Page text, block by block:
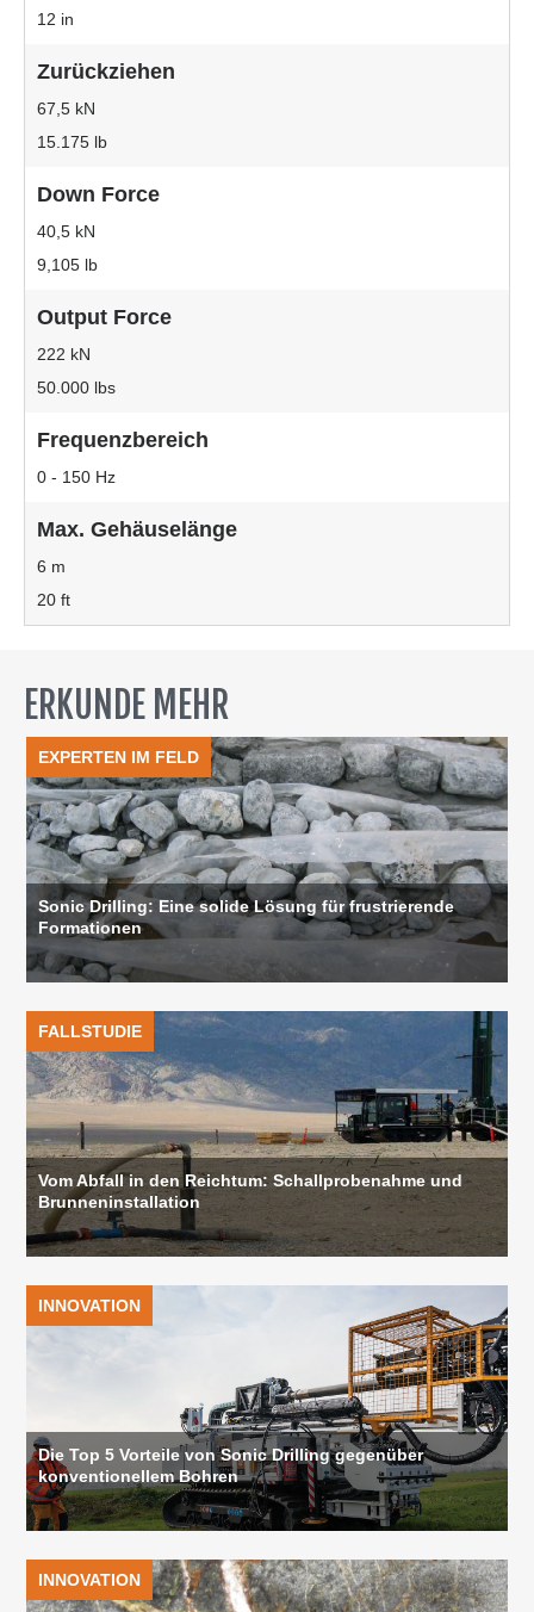
12 in
Zurückziehen
67,5 kN
15.175 lb
Down Force
40,5 kN
9,105 lb
Output Force
222 kN
50.000 lbs
Frequenzbereich
0 - 150 Hz
Max. Gehäuselänge
6 m
20 ft
ERKUNDE MEHR
EXPERTEN IM FELD
Sonic Drilling: Eine solide Lösung für frustrierende
Formationen
FALLSTUDIE
Vom Abfall in den Reichtum: Schallprobenahme und
Brunneninstallation
INNOVATION
Die Top 5 Vorteile von Sonic Drilling gegenüber
konventionellem Bohren
INNOVATION